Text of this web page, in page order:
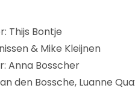
Thijs Bontje
& Mike Kleijnen
Anna Bosscher
den Bossche, Luanne